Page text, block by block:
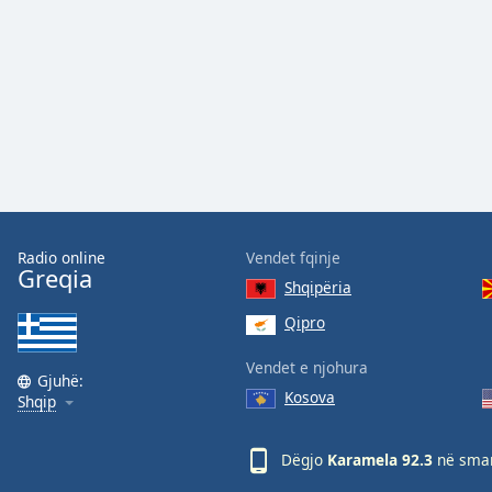
window.
Beginning
dialog
window.
Escape
will
Radio online
Greqia
Gjuhë:
Shqip
Vendet fqinje
Shqipëria
Qipro
Vendet e njohura
Kosova
Dëgjo Karamela 92.3 në